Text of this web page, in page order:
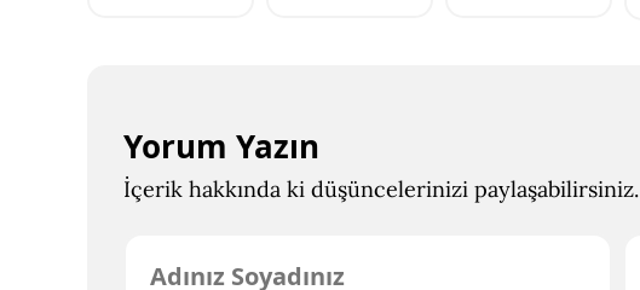
Yorum Yazın
İçerik hakkında ki düşüncelerinizi paylaşabilirsiniz.